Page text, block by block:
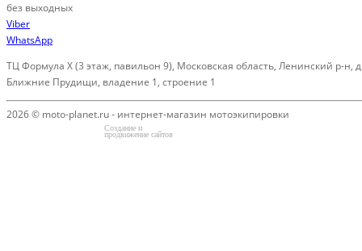
без выходных
Viber
WhatsApp
ТЦ Формула Х (3 этаж, павильон 9), Московская область, Ленинский р-н,
Ближние Прудищи, владение 1, строение 1
2026 © moto-planet.ru - интернет-магазин мотоэкипировки
Создание и
продвижение сайтов